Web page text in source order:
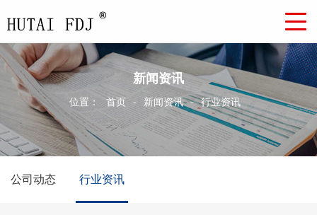
新闻资讯
位置： 首页 - 新闻资讯 - 行业资讯
公司动态 行业资讯